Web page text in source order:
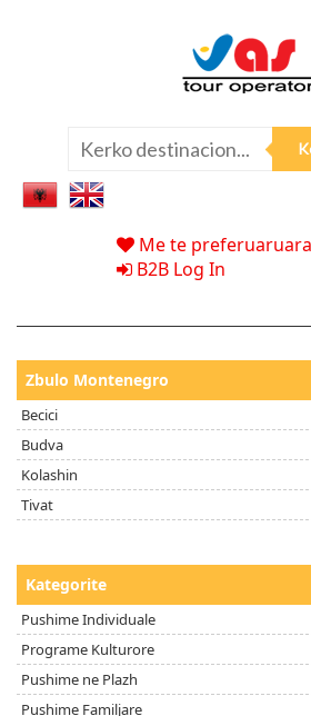
Me te
B2B Log In
Zbulo Montenegro
Becici
Budva
Kolashin
Tivat
Kategorite
Pushime Individuale
Programe Kulturore
Pushime ne Plazh
Pushime Familjare